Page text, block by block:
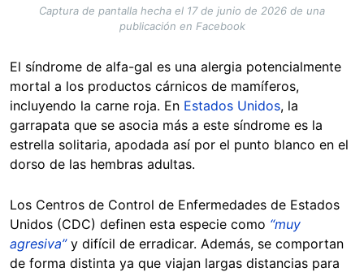
Captura de pantalla hecha el 17 de junio de 2026 de una
publicación en Facebook
El síndrome de alfa-gal es una alergia potencialmente
mortal a los productos cárnicos de mamíferos,
incluyendo la carne roja. En Estados Unidos, la
garrapata que se asocia más a este síndrome es la
estrella solitaria, apodada así por el punto blanco en el
dorso de las hembras adultas.
Los Centros de Control de Enfermedades de Estados
Unidos (CDC) definen esta especie como “muy
agresiva”y difícil de erradicar. Además, se comportan
de forma distinta ya que viajan largas distancias para